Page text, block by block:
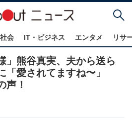
社会 IT・ビジネス エンタメ リサ
」熊谷真実、夫から送ら
「愛されてますね〜」
声！